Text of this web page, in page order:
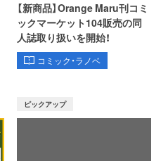
【新商品】Orange Maru刊コミ
ックマーケット104販売の同
人誌取り扱いを開始！
コミック・ラノベ
ピックアップ